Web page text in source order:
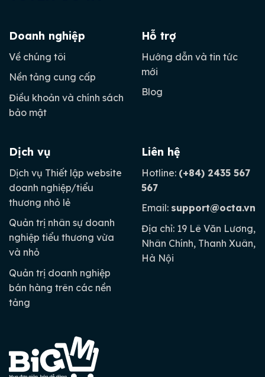
Doanh nghiệp
Về chúng tôi
Nền tảng cung cấp
Điều khoản và chính sách
bảo mật
Hỗ trợ
Hướng dẫn và tin tức
mới
Blog
Dịch vụ
Dịch vụ Thiết lập website
doanh nghiệp/tiểu
thương nhỏ lẻ
Quản trị nhân sự doanh
nghiệp tiểu thương vừa
và nhỏ
Quản trị doanh nghiệp
bán hàng trên các nền
tảng
Liên hệ
Hotline: (+84) 2435 567
567
Email: support@octa.vn
Địa chỉ: 19 Lê Văn Lương,
Nhân Chính, Thanh Xuân,
Hà Nội